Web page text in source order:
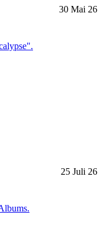
30 Mai 26
25 Juli 26